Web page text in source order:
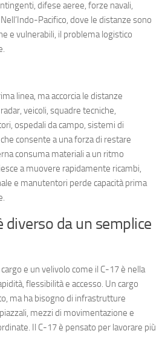
difese aeree, forze navali,
Pacifico, dove le distanze sono
e vulnerabili, il problema logistico
linea, ma accorcia le distanze
veicoli, squadre tecniche,
ospedali da campo, sistemi di
consente a una forza di restare
consuma materiali a un ritmo
a muovere rapidamente ricambi,
e manutentori perde capacità prima
diverso da un semplice
e un velivolo come il C-17 è nella
flessibilità e accesso. Un cargo
ma ha bisogno di infrastrutture
mezzi di movimentazione e
Il C-17 è pensato per lavorare più